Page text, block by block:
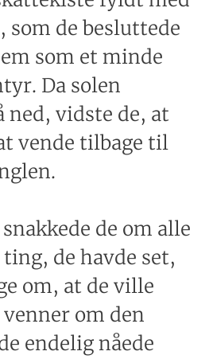
som de besluttede
som et minde
Da solen
ned, vidste de, at
vende tilbage til
de om alle
de havde set,
om, at de ville
om den
endelig nåede